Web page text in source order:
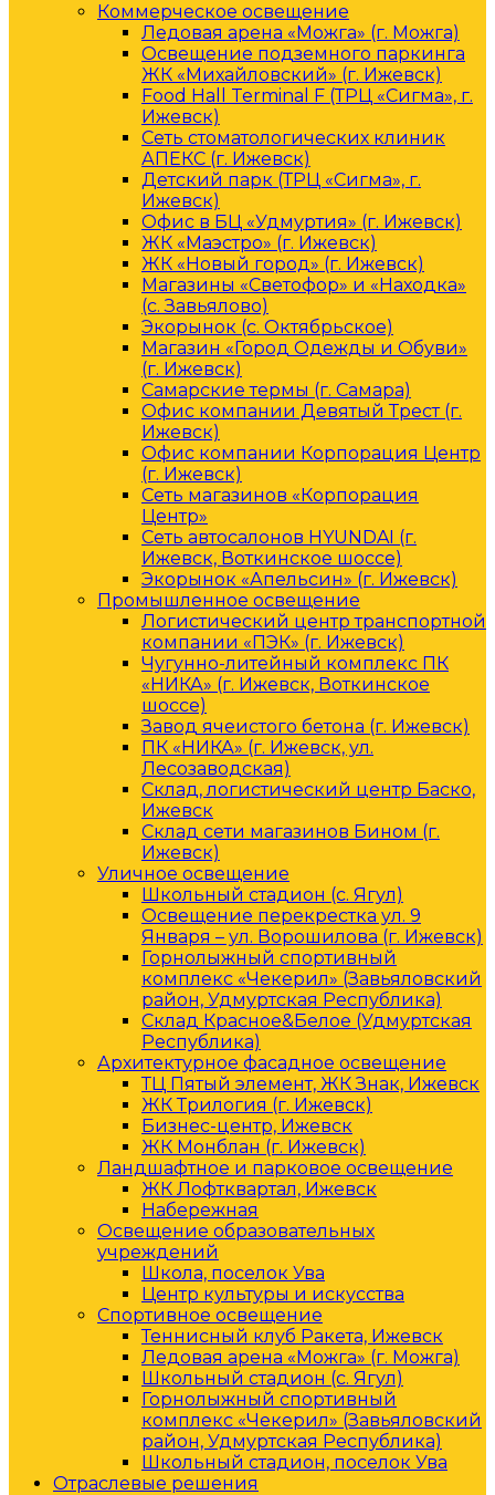
Коммерческое освещение
Ледовая арена «Можга» (г. Можга)
Освещение подземного паркинга
ЖК «Михайловский» (г. Ижевск)
Food Hall Terminal F (ТРЦ «Сигма», г.
Ижевск)
Сеть стоматологических клиник
АПЕКС (г. Ижевск)
Детский парк (ТРЦ «Сигма», г.
Ижевск)
Офис в БЦ «Удмуртия» (г. Ижевск)
ЖК «Маэстро» (г. Ижевск)
ЖК «Новый город» (г. Ижевск)
Магазины «Светофор» и «Находка»
(с. Завьялово)
Экорынок (с. Октябрьское)
Магазин «Город Одежды и Обуви»
(г. Ижевск)
Самарские термы (г. Самара)
Офис компании Девятый Трест (г.
Ижевск)
Офис компании Корпорация Центр
(г. Ижевск)
Сеть магазинов «Корпорация
Центр»
Сеть автосалонов HYUNDAI (г.
Ижевск, Воткинское шоссе)
Экорынок «Апельсин» (г. Ижевск)
Промышленное освещение
Логистический центр транспортной
компании «ПЭК» (г. Ижевск)
Чугунно-литейный комплекс ПК
«НИКА» (г. Ижевск, Воткинское
шоссе)
Завод ячеистого бетона (г. Ижевск)
ПК «НИКА» (г. Ижевск, ул.
Лесозаводская)
Склад, логистический центр Баско,
Ижевск
Склад сети магазинов Бином (г.
Ижевск)
Уличное освещение
Школьный стадион (с. Ягул)
Освещение перекрестка ул. 9
Января – ул. Ворошилова (г. Ижевск)
Горнолыжный спортивный
комплекс «Чекерил» (Завьяловский
район, Удмуртская Республика)
Склад Красное&Белое (Удмуртская
Республика)
Архитектурное фасадное освещение
ТЦ Пятый элемент, ЖК Знак, Ижевск
ЖК Трилогия (г. Ижевск)
Бизнес-центр, Ижевск
ЖК Монблан (г. Ижевск)
Ландшафтное и парковое освещение
ЖК Лофтквартал, Ижевск
Набережная
Освещение образовательных
учреждений
Школа, поселок Ува
Центр культуры и искусства
Спортивное освещение
Теннисный клуб Ракета, Ижевск
Ледовая арена «Можга» (г. Можга)
Школьный стадион (с. Ягул)
Горнолыжный спортивный
комплекс «Чекерил» (Завьяловский
район, Удмуртская Республика)
Школьный стадион, поселок Ува
Отраслевые решения